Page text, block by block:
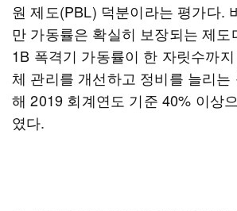
원 제도(PBL) 덕분이라는 평가다.
만 가동률은 확실히 보장되는 제
1B 폭격기 가동률이 한 자릿수까
체 관리를 개선하고 정비를 늘리는
해 2019 회계연도 기준 40% 이상
였다.